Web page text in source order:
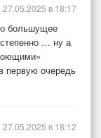
большущее
… ну а
первую очередь
27.05.2025 в 18:17
27.05.2025 в 18:12